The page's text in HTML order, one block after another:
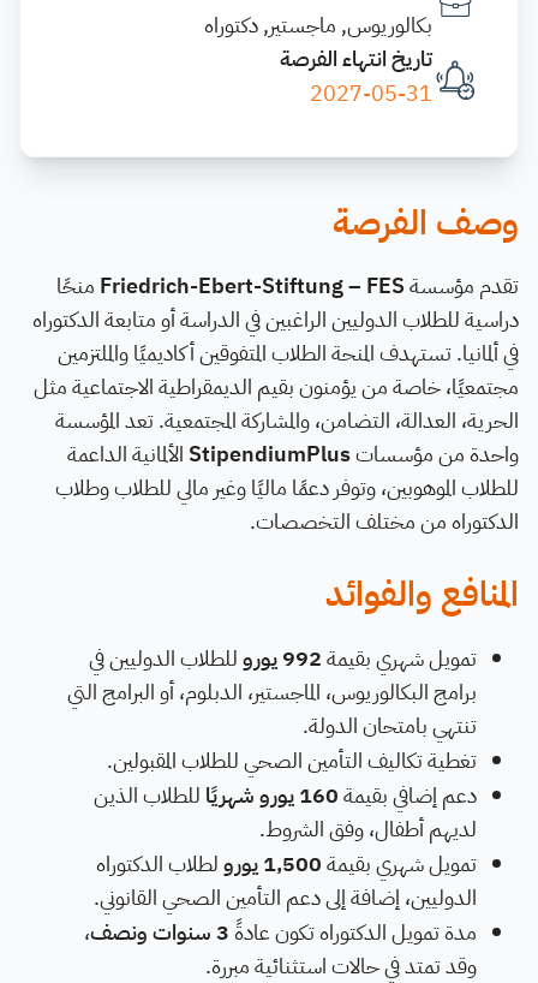
بكالوريوس, ماجستير, دكتوراه
تاريخ انتهاء الفرصة
2027-05-31
وصف الفرصة
تقدم مؤسسةFriedrich-Ebert-Stiftung – FES منحًا
دراسية للطلاب الدوليين الراغبين في الدراسة أو متابعة الدكتوراه
في ألمانيا. تستهدف المنحة الطلاب المتفوقين أكاديميًا والملتزمين
مجتمعيًا، خاصة من يؤمنون بقيم الديمقراطية الاجتماعية مثل
الحرية، العدالة، التضامن، والمشاركة المجتمعية. تعد المؤسسة
واحدة من مؤسساتStipendiumPlus الألمانية الداعمة
للطلاب الموهوبين، وتوفر دعمًا ماليًا وغير مالي للطلاب وطلاب
الدكتوراه من مختلف التخصصات.
المنافع والفوائد
تمويل شهري بقيمة992 يورو
للطلاب الدوليين في
برامج البكالوريوس، الماجستير، الدبلوم، أو البرامج التي
تنتهي بامتحان الدولة.
تغطية تكاليف التأمين الصحي للطلاب المقبولين.
دعم إضافي بقيمة160 يورو شهريًا
للطلاب الذين
لديهم أطفال، وفق الشروط.
تمويل شهري بقيمة1,500 يورو
لطلاب الدكتوراه
الدوليين، إضافة إلى دعم التأمين الصحي القانوني.
مدة تمويل الدكتوراه تكون عادةً3 سنوات ونصف
،
وقد تمتد في حالات استثنائية مبررة.